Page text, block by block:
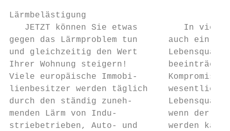
Lärmbelästigung
JETZT können Sie etwas         In
gegen das Lärmproblem tun      auch ein
und gleichzeitig den Wert
Ihrer Wohnung steigern!
Viele europäische Immobi-
lienbesitzer werden täglich
durch den ständig zuneh-
menden Lärm von Indu-          wenn der
striebetrieben, Auto- und      werden